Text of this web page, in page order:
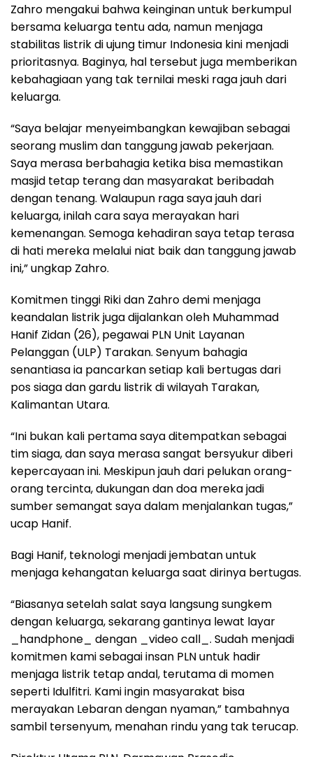
Zahro mengakui bahwa keinginan untuk berkumpul
bersama keluarga tentu ada, namun menjaga
stabilitas listrik di ujung timur Indonesia kini menjadi
prioritasnya. Baginya, hal tersebut juga memberikan
kebahagiaan yang tak ternilai meski raga jauh dari
keluarga.
“Saya belajar menyeimbangkan kewajiban sebagai
seorang muslim dan tanggung jawab pekerjaan.
Saya merasa berbahagia ketika bisa memastikan
masjid tetap terang dan masyarakat beribadah
dengan tenang. Walaupun raga saya jauh dari
keluarga, inilah cara saya merayakan hari
kemenangan. Semoga kehadiran saya tetap terasa
di hati mereka melalui niat baik dan tanggung jawab
ini,” ungkap Zahro.
Komitmen tinggi Riki dan Zahro demi menjaga
keandalan listrik juga dijalankan oleh Muhammad
Hanif Zidan (26), pegawai PLN Unit Layanan
Pelanggan (ULP) Tarakan. Senyum bahagia
senantiasa ia pancarkan setiap kali bertugas dari
pos siaga dan gardu listrik di wilayah Tarakan,
Kalimantan Utara.
“Ini bukan kali pertama saya ditempatkan sebagai
tim siaga, dan saya merasa sangat bersyukur diberi
kepercayaan ini. Meskipun jauh dari pelukan orang-
orang tercinta, dukungan dan doa mereka jadi
sumber semangat saya dalam menjalankan tugas,”
ucap Hanif.
Bagi Hanif, teknologi menjadi jembatan untuk
menjaga kehangatan keluarga saat dirinya bertugas.
“Biasanya setelah salat saya langsung sungkem
dengan keluarga, sekarang gantinya lewat layar
_handphone_ dengan _video call_. Sudah menjadi
komitmen kami sebagai insan PLN untuk hadir
menjaga listrik tetap andal, terutama di momen
seperti Idulfitri. Kami ingin masyarakat bisa
merayakan Lebaran dengan nyaman,” tambahnya
sambil tersenyum, menahan rindu yang tak terucap.